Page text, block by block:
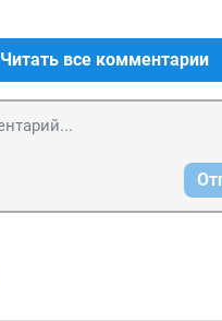
Читать все комментарии